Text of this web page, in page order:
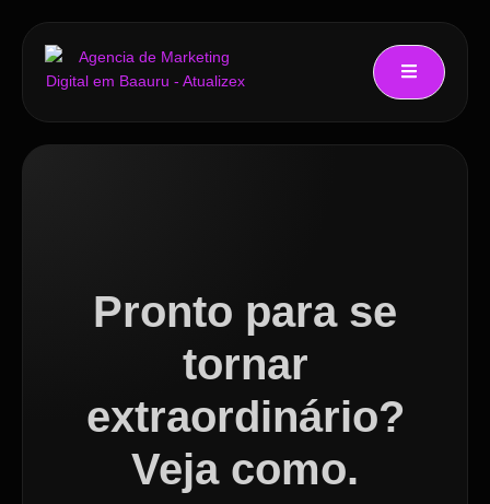
Pronto para se
tornar
extraordinário?
Veja como.